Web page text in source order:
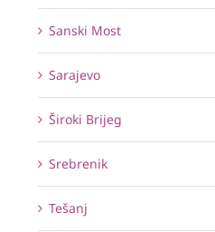
Sanski Most
Sarajevo
Široki Brijeg
Srebrenik
Tešanj